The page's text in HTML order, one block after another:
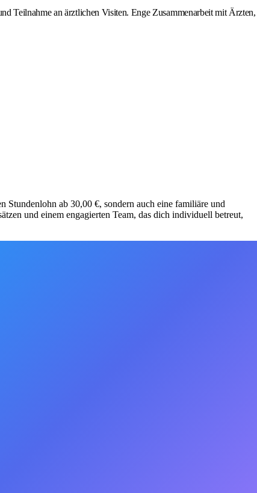
Teilnahme an ärztlichen Visiten. Enge Zusammenarbeit mit Ärzten,
Stundenlohn ab 30,00 €, sondern auch eine familiäre und
und einem engagierten Team, das dich individuell betreut,